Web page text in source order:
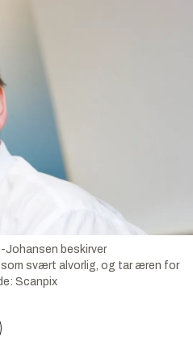
Johansen beskirver
svært alvorlig, og tar æren for
Scanpix